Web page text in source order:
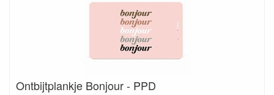
Ontbijtplankje Bonjour - PPD